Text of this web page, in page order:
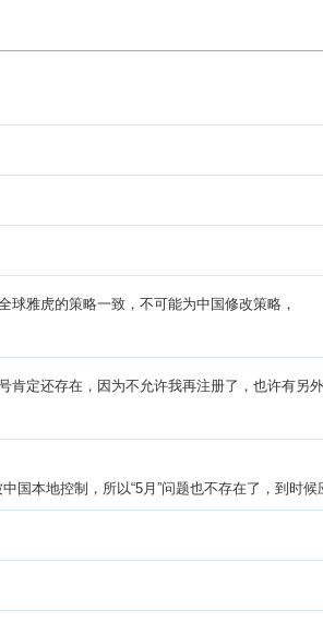
雅虎的策略一致，不可能为中国修改策略，
肯定还存在，因为不允许我再注册了，也许有另
本地控制，所以“5月”问题也不存在了，到时候